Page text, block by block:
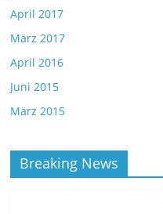
April 2017
März 2017
April 2016
Juni 2015
März 2015
Breaking News